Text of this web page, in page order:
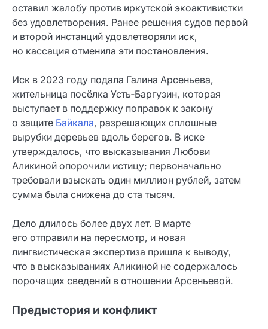
оставил жалобу против иркутской экоактивистки
без удовлетворения. Ранее решения судов первой
и второй инстанций удовлетворяли иск,
но кассация отменила эти постановления.
Иск в 2023 году подала Галина Арсеньева,
жительница посёлка Усть‑Баргузин, которая
выступает в поддержку поправок к закону
о защите Байкала, разрешающих сплошные
вырубки деревьев вдоль берегов. В иске
утверждалось, что высказывания Любови
Аликиной опорочили истицу; первоначально
требовали взыскать один миллион рублей, затем
сумма была снижена до ста тысяч.
Дело длилось более двух лет. В марте
его отправили на пересмотр, и новая
лингвистическая экспертиза пришла к выводу,
что в высказываниях Аликиной не содержалось
порочащих сведений в отношении Арсеньевой.
Предыстория и конфликт